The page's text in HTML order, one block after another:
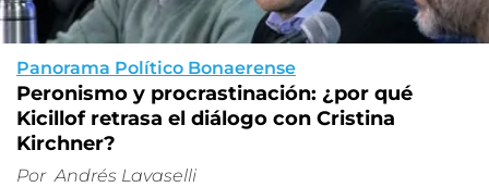
Panorama Político Bonaerense
Peronismo y procrastinación: ¿por qué
Kicillof retrasa el diálogo con Cristina
Kirchner?
Por Andrés Lavaselli